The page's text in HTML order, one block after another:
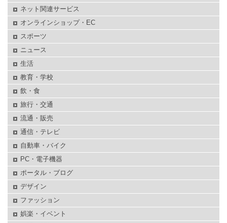
ネット関連サービス
オンラインショップ・EC
スポーツ
ニュース
生活
教育・学校
飲・食
旅行・交通
流通・販売
通信・テレビ
自動車・バイク
PC・電子機器
ポータル・ブログ
デザイン
ファッション
娯楽・イベント